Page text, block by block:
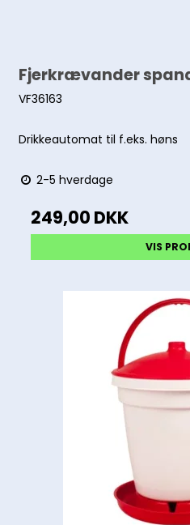
Fjerkrævander
VF36163
Drikkeautomat til f.eks. høns
2-5 hverdage
249,00 DKK
VIS